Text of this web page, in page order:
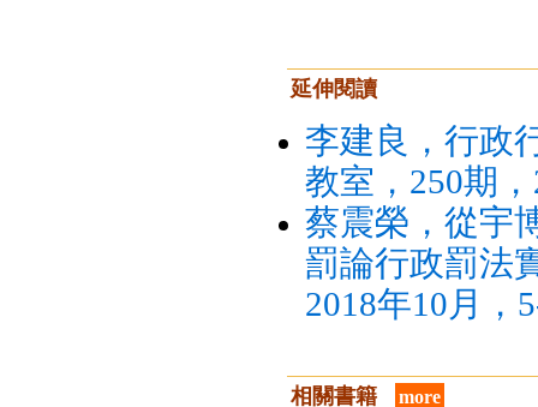
延伸閱讀
李建良，行政
教室，250期
蔡震榮，從宇
罰論行政罰法
2018年10月，
相關書籍 more